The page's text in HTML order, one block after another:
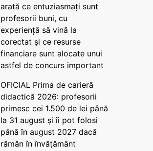
arată ce entuziasmați sunt
profesorii buni, cu
experiență să vină la
corectat și ce resurse
financiare sunt alocate unui
astfel de concurs important
OFICIAL Prima de carieră
didactică 2026: profesorii
primesc cei 1.500 de lei până
la 31 august și îi pot folosi
până în august 2027 dacă
rămân în învățământ